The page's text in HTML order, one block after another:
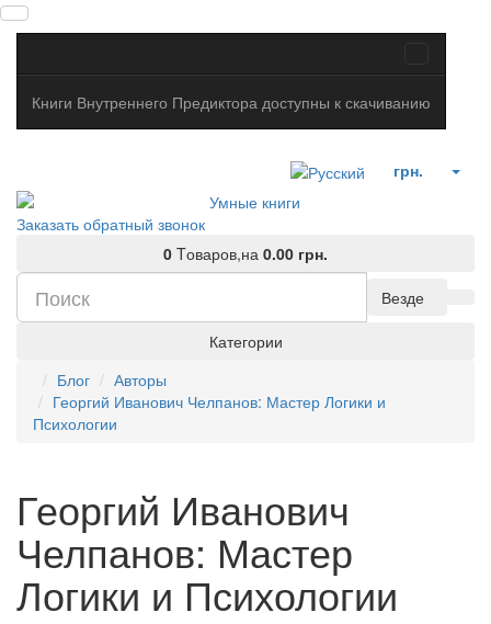
Книги Внутреннего Предиктора доступны к скачиванию
грн.
Заказать обратный звонок
0 Tоваров,на 0.00 грн.
Везде
Категории
Блог
Авторы
Георгий Иванович Челпанов: Мастер Логики и
Психологии
Георгий Иванович
Челпанов: Мастер
Логики и Психологии